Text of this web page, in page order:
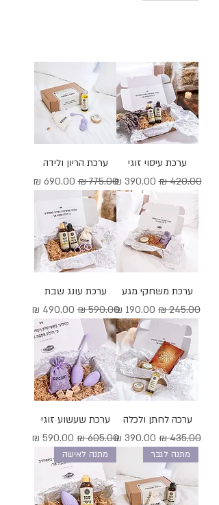
ערכת עיסוי זוגי
מחיר רגיל‏420.00 ‏₪ מחיר מבצע
ערכת הריון ולידה
מחיר רגיל‏775.00 ‏₪ מחיר מבצע
ערכת משחקי מגע
מחיר רגיל
מחיר מבצע
ערכת עונג שבת
מחיר רגיל‏590.00 ‏₪ מחיר מבצע
ערכה לחתן ולכלה
מחיר רגיל
מחיר מבצע
ערכת שעשוע זוגי
מחיר רגיל
מחיר מבצע
מתנה לגבר מתנה לאישה